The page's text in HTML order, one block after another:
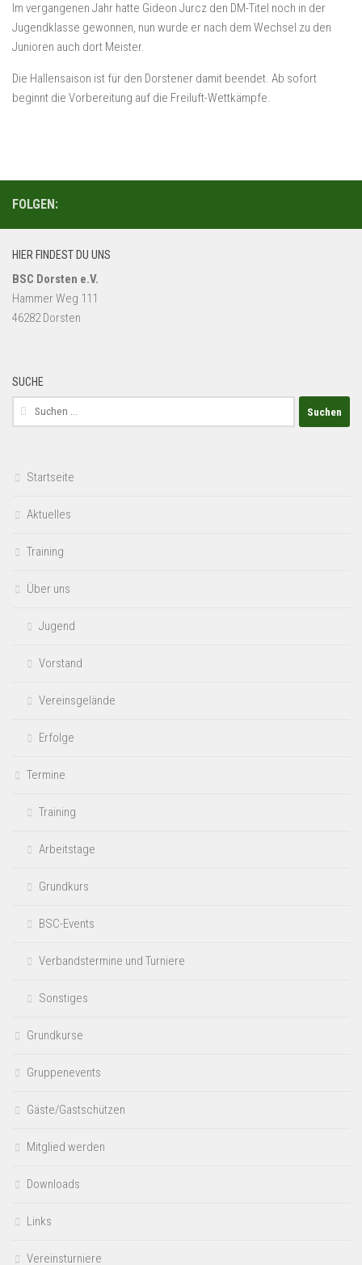
Im vergangenen Jahr hatte Gideon Jurcz den DM-Titel noch in der
Jugendklasse gewonnen, nun wurde er nach dem Wechsel zu den
Junioren auch dort Meister.
Die Hallensaison ist für den Dorstener damit beendet. Ab sofort
beginnt die Vorbereitung auf die Freiluft-Wettkämpfe.
FOLGEN:
HIER FINDEST DU UNS
BSC Dorsten e.V.
Hammer Weg 111
46282 Dorsten
SUCHE
Suchen
nach:
Startseite
Aktuelles
Training
Über uns
Jugend
Vorstand
Vereinsgelände
Erfolge
Termine
Training
Arbeitstage
Grundkurs
BSC-Events
Verbandstermine und Turniere
Sonstiges
Grundkurse
Gruppenevents
Gäste/Gastschützen
Mitglied werden
Downloads
Links
Vereinsturniere